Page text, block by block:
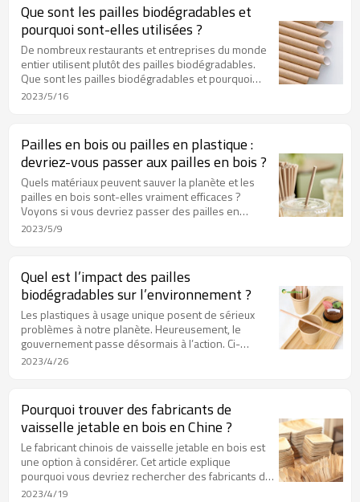
Que sont les pailles biodégradables et
pourquoi sont-elles utilisées ?
De nombreux restaurants et entreprises du monde
entier utilisent plutôt des pailles biodégradables.
Que sont les pailles biodégradables et pourquoi
sont-elles utilisées ? Continuez à lire pour en savoir
2023/5/16
Pailles en bois ou pailles en plastique :
devriez-vous passer aux pailles en bois ?
Quels matériaux peuvent sauver la planète et les
pailles en bois sont-elles vraiment efficaces ?
Voyons si vous devriez passer des pailles en
plastique aux pailles en bois.
2023/5/9
Quel est l’impact des pailles
biodégradables sur l’environnement ?
Les plastiques à usage unique posent de sérieux
problèmes à notre planète. Heureusement, le
gouvernement passe désormais à l’action. Ci-
dessous, nous partageons certains des réels
2023/4/26
Pourquoi trouver des fabricants de
vaisselle jetable en bois en Chine ?
Le fabricant chinois de vaisselle jetable en bois est
une option à considérer. Cet article explique
pourquoi vous devriez rechercher des fabricants de
vaisselle jetable en bois en provenance de Chine.
2023/4/19